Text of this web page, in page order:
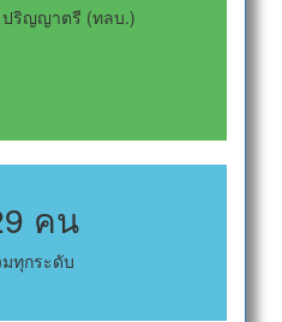
ปริญญาตรี (ทลบ.)
คน
ทุกระดับ